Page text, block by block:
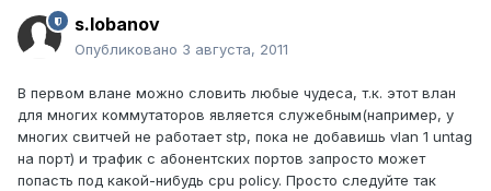
s.lobanov
Опубликовано 3 августа, 2011
В первом влане можно словить любые чудеса, т.к. этот влан
для многих коммутаторов является служебным(например, у
многих свитчей не работает stp, пока не добавишь vlan 1 untag
на порт) и трафик с абонентских портов запросто может
попасть под какой-нибудь cpu policy. Просто следуйте так